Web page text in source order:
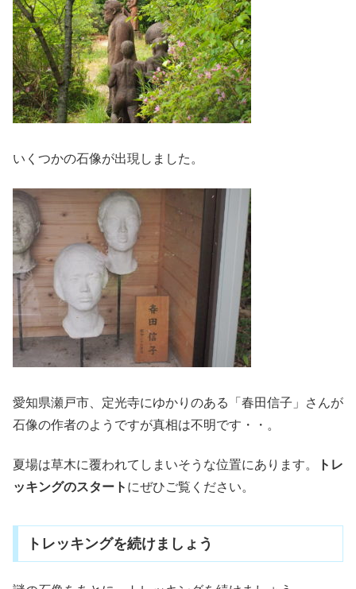
いくつかの石像が出現しました。
愛知県瀬戸市、定光寺にゆかりのある「春田信子」さんが
石像の作者のようですが真相は不明です・・。
夏場は草木に覆われてしまいそうな位置にあります。
トレ
ッキングのスタート にぜひご覧ください。
トレッキングを続けましょう